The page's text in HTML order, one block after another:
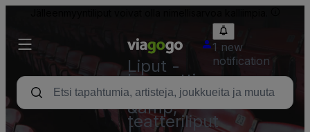
Liput -
konsertti,
urheilu
&amp;
teatteriliput
1 new
notification